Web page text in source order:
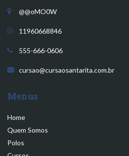
@@oMO0W
11960668846
555-666-0606
cursao@cursaosantarita.com.br
Menus
Home
Quem Somos
Polos